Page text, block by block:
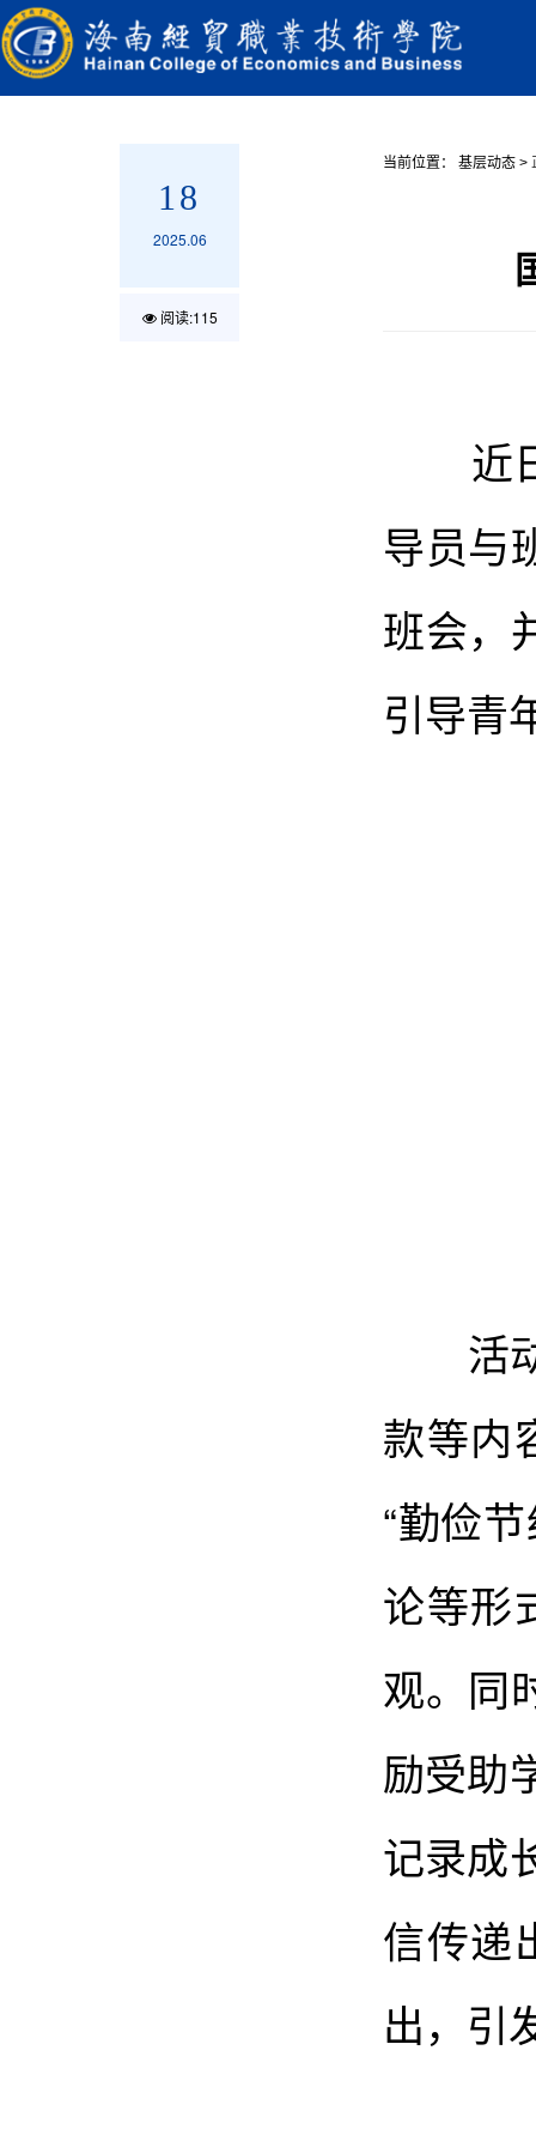
18
2025.06
阅读:115
当前位置： 基层动态 >
近日
导员与
班会，
引导青
活动
款等内
“勤俭
论等形
观。同
励受助
记录成
信传递
出，引